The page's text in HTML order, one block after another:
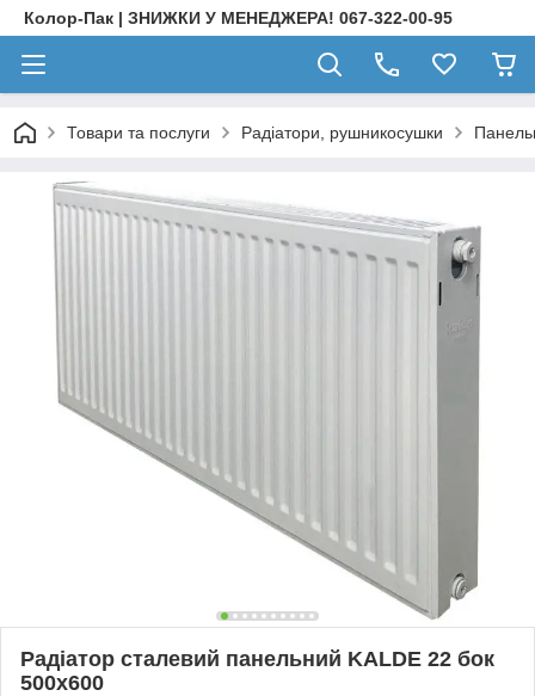
Колор-Пак | ЗНИЖКИ У МЕНЕДЖЕРА! 067-322-00-95
Товари та послуги Радіатори, рушникосушки
Радіатор сталевий панельний KALDE 22 бок
500x600